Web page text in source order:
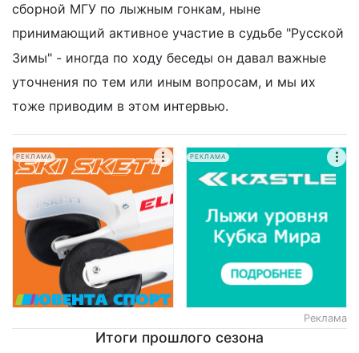
сборной МГУ по лыжным гонкам, ныне
принимающий активное участие в судьбе "Русской
Зимы" - иногда по ходу беседы он давал важные
уточнения по тем или иным вопросам, и мы их
тоже приводим в этом интервью.
РЕКЛАМА РЕКЛАМА
Реклама
Итоги прошлого сезона